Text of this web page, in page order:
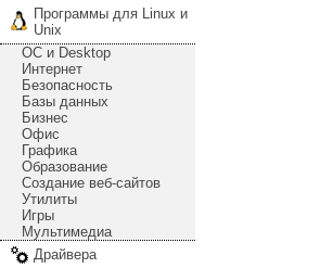
Программы для Linux и
Unix
ОС и Desktop
Интернет
Безопасность
Базы данных
Бизнес
Офис
Графика
Образование
Создание веб-сайтов
Утилиты
Игры
Мультимедиа
Драйвера